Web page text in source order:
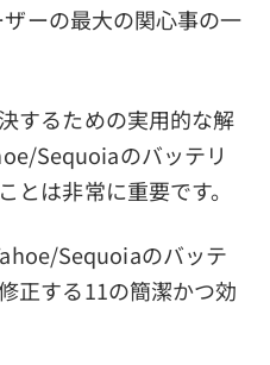
ーの最大の関心事の一
するための実用的な解
Sequoiaのバッテリ
とは非常に重要です。
Sequoiaのバッテ
正する11の簡潔かつ効